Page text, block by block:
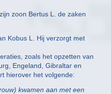
zoon Bertus L. de zaken
Kobus L. Hij verzorgt met
zoals het opzetten van
Engeland, Gibraltar en
hierover het volgende:
kwamen aan met een